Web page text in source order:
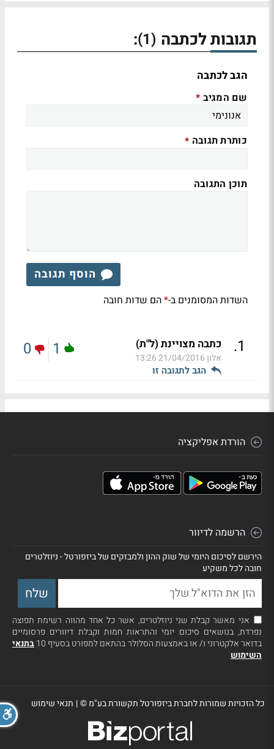
תגובות לכתבה (1)
:
הגב לכתבה
שם המגיב *
כותרת תגובה *
תוכן התגובה
הוסף תגובה
השדות המסומנים ב-*הם שדות חובה
1
. כתבה מצויינת (ל"ת)
אלון21/04/2016 13:26
הגב לתגובה זו
1
0
הורדת אפליקציה
הרשמה לדיוור
הירשם לסיכום היומי של שוק ההון ולמבזקים של ביזפורטל - ניוזלטרים
חובה לכל משקיע
אני מאשר קבלת שני ניוזלטרים, אשר כל אחד מהווה רשימת תפוצה
נפרדת, בנושאים סיכום יומי והתראות חמות וקבלת דיוורים פרסומיים
בדואר אלקטרוני ו/ או באמצעות הסלולר בהתאם למפורט בסעיף 10
בתנאי
השימוש
כל הזכויות שמורות לחברת ביזפורטל תקשורת בע"מ ©| תנאי שימוש